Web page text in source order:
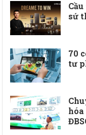
sứ
70
tư